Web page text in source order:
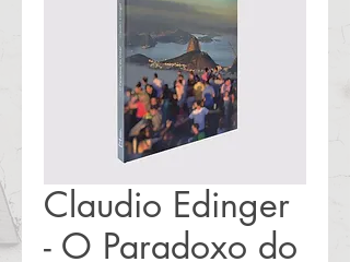
Claudio Edinger
- O Paradoxo do